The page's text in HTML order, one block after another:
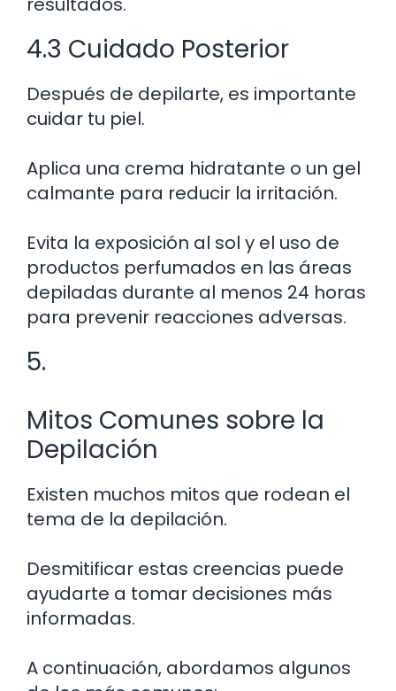
4.3 Cuidado Posterior
Después de depilarte, es importante
cuidar tu piel.
Aplica una crema hidratante o un gel
calmante para reducir la irritación.
Evita la exposición al sol y el uso de
productos perfumados en las áreas
depiladas durante al menos 24 horas
para prevenir reacciones adversas.
5.
Mitos Comunes sobre la
Depilación
Existen muchos mitos que rodean el
tema de la depilación.
Desmitificar estas creencias puede
ayudarte a tomar decisiones más
informadas.
A continuación, abordamos algunos